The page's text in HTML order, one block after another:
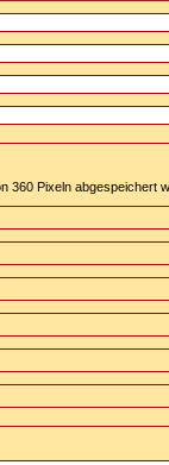
360 Pixeln abgespeichert